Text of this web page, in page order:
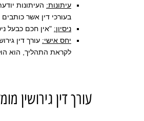
עיתונות: העיתונות
בעורכי דין אשר
ניסיון: "אין חכם כבעל
יחס אישי: עורך דין
לקראת התהליך, הוא
עורך דין גירושין